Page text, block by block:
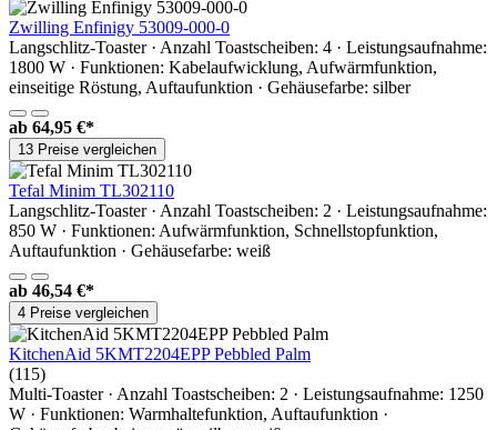
Zwilling Enfinigy 53009-000-0
Langschlitz-Toaster · Anzahl Toastscheiben: 4 · Leistungsaufnahme:
1800 W · Funktionen: Kabelaufwicklung, Aufwärmfunktion,
einseitige Röstung, Auftaufunktion · Gehäusefarbe: silber
ab 64,95 €*
13 Preise vergleichen
Tefal Minim TL302110
Langschlitz-Toaster · Anzahl Toastscheiben: 2 · Leistungsaufnahme:
850 W · Funktionen: Aufwärmfunktion, Schnellstopfunktion,
Auftaufunktion · Gehäusefarbe: weiß
ab 46,54 €*
4 Preise vergleichen
KitchenAid 5KMT2204EPP Pebbled Palm
(115)
Multi-Toaster · Anzahl Toastscheiben: 2 · Leistungsaufnahme: 1250
W · Funktionen: Warmhaltefunktion, Auftaufunktion ·